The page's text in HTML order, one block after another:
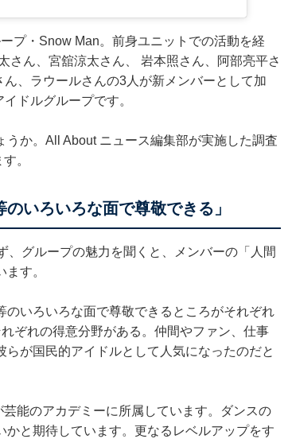
プ・Snow Man。前身ユニットでの活動を経
さん、宮舘涼太さん、 岩本照さん、阿部亮平さ
、ラウールさんの3人が新メンバーとして加
ドルグループです。
か。All About ニュース編集部が実施した調査
。
いろいろな面で尊敬できる」
グループの魅力を聞くと、メンバーの「人間
す。
いろいろな面で尊敬できるところがそれぞれ
ぞれの得意分野がある。仲間やファン、仕事
が国民的アイドルとして人気になったのだと
能のアカデミーに所属しています。ダンスの
と期待しています。更なるレベルアップをす